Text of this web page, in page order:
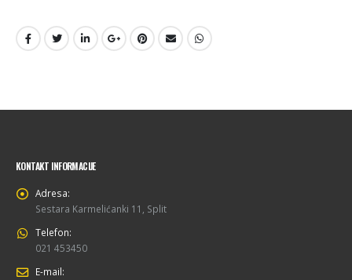
KONTAKT INFORMACIJE
Adresa:
Sestara Karmelićanki 11, Split
Telefon:
021 453450
E-mail: